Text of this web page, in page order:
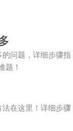
问题，详细步骤指
题！
在这里！详细步骤